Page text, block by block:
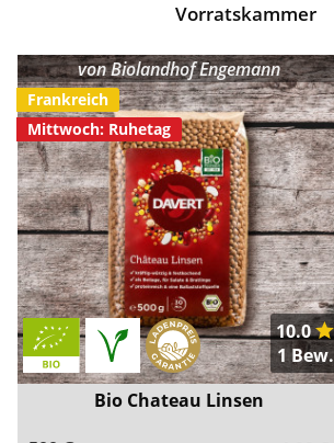
Vorratskammer
Frankreich
Mittwoch: Ruhetag
vonBiolandhof Engemann
10.0
1 Bew.
Bio Chateau Linsen